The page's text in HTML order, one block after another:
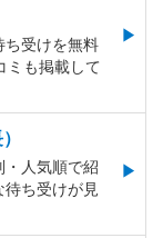
ち受けを無料
ミも掲載して
・人気順で紹
待ち受けが見